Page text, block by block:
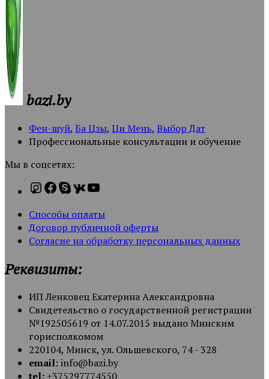
bazi.by
Фен-шуй, Ба Цзы, Ци Мень, Выбор Дат
Профессиональные консультации и обучение
Мы в соцсетях:
Способы оплаты
Договор публичной оферты
Согласие на обработку персональных данных
Реквизиты:
ИП Ленковец Екатерина Александровна
Свидетельство о государственной регистрации
№192505619 от 14.07.2015 выдано Минским
горисполкомом
220104, Минск, ул. Ольшевского, 74 - 328
email:info@bazi.by
tel: +375297774550